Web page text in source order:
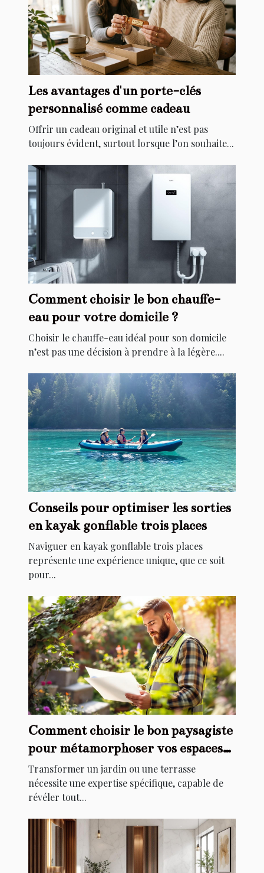
Les avantages d'un porte-clés
personnalisé comme cadeau
Offrir un cadeau original et utile n’est pas
toujours évident, surtout lorsque l’on souhaite...
Comment choisir le bon chauffe-
eau pour votre domicile ?
Choisir le chauffe-eau idéal pour son domicile
n’est pas une décision à prendre à la légère....
Conseils pour optimiser les sorties
en kayak gonflable trois places
Naviguer en kayak gonflable trois places
représente une expérience unique, que ce soit
pour...
Comment choisir le bon paysagiste
pour métamorphoser vos espaces
extérieurs ?
Transformer un jardin ou une terrasse
nécessite une expertise spécifique, capable de
révéler tout...